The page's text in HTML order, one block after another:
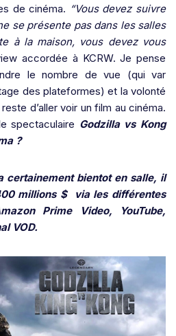
de cinéma. “Vous devez suivre
se présente pas dans les salles
à la maison, vous devez vous
accordée à KCRW. Je pense
le nombre de vue (qui var
des plateformes) et la volonté
d’aller voir un film au cinéma.
spectaculaire Godzilla vs Kong
?
certainement bientot en salle, il
millions $ via les différentes
Prime Video, YouTube,
VOD.